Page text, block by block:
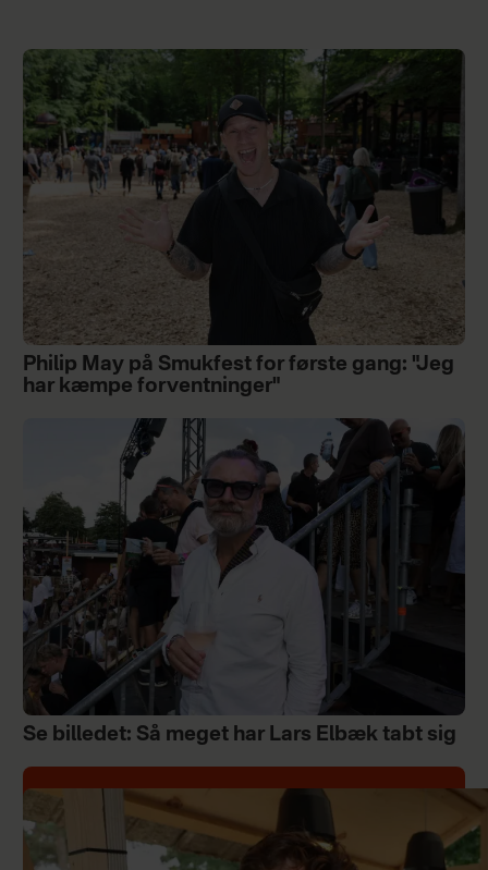
Philip May på Smukfest for første gang: "Jeg
har kæmpe forventninger"
Se billedet: Så meget har Lars Elbæk tabt sig